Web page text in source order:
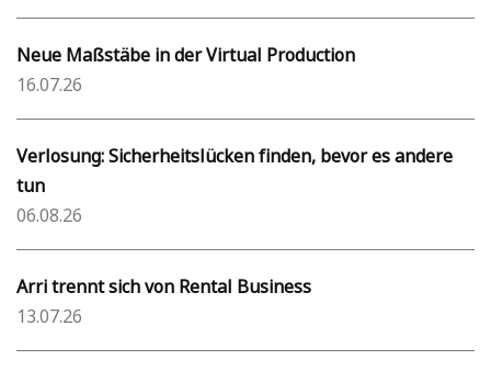
Neue Maßstäbe in der Virtual Production
16.07.26
Verlosung: Sicherheitslücken finden, bevor es andere
tun
06.08.26
Arri trennt sich von Rental Business
13.07.26